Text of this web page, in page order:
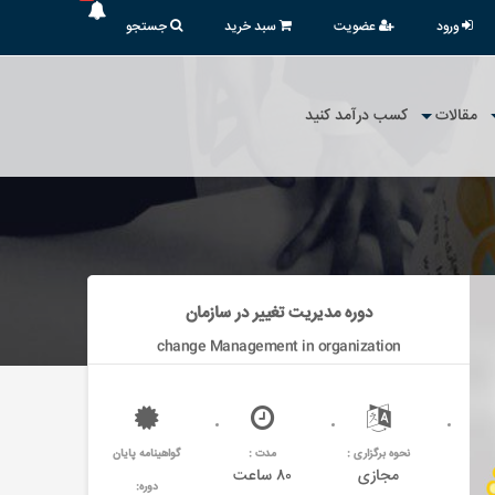
ورود عضویت سبد خرید جستجو
مقالات کسب درآمد کنید
دوره مدیریت تغییر در سازمان
change Management in organization
نحوه برگزاری :
مجازی
مدت :
۸۰ ساعت
گواهینامه پایان
دوره: